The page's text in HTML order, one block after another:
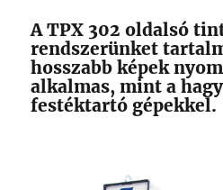
A TPX 302 oldalsó
rendszerünket
hosszabb képek
alkalmas, mint a
festéktartó gépekkel.